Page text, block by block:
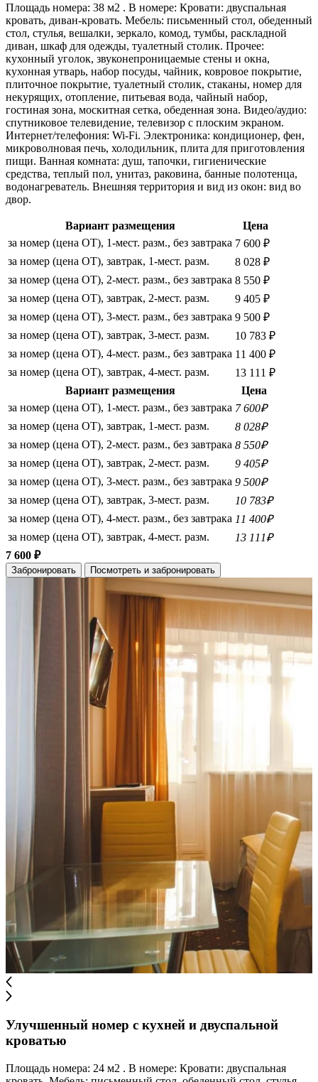
Площадь номера: 38 м2 . В номере: Кровати: двуспальная
кровать, диван-кровать. Мебель: письменный стол, обеденный
стол, стулья, вешалки, зеркало, комод, тумбы, раскладной
диван, шкаф для одежды, туалетный столик. Прочее:
кухонный уголок, звуконепроницаемые стены и окна,
кухонная утварь, набор посуды, чайник, ковровое покрытие,
плиточное покрытие, туалетный столик, стаканы, номер для
некурящих, отопление, питьевая вода, чайный набор,
гостиная зона, москитная сетка, обеденная зона. Видео/аудио:
спутниковое телевидение, телевизор с плоским экраном.
Интернет/телефония: Wi-Fi. Электроника: кондиционер, фен,
микроволновая печь, холодильник, плита для приготовления
пищи. Ванная комната: душ, тапочки, гигиенические
средства, теплый пол, унитаз, раковина, банные полотенца,
водонагреватель. Внешняя территория и вид из окон: вид во
двор.
Вариант размещения
Цена
за номер (цена ОТ), 1-мест. разм., без завтрака 7 600 ₽
за номер (цена ОТ), завтрак, 1-мест. разм.
8 028 ₽
за номер (цена ОТ), 2-мест. разм., без завтрака 8 550 ₽
за номер (цена ОТ), завтрак, 2-мест. разм.
9 405 ₽
за номер (цена ОТ), 3-мест. разм., без завтрака 9 500 ₽
за номер (цена ОТ), завтрак, 3-мест. разм.
10 783 ₽
за номер (цена ОТ), 4-мест. разм., без завтрака 11 400 ₽
за номер (цена ОТ), завтрак, 4-мест. разм.
13 111 ₽
Вариант размещения
Цена
за номер (цена ОТ), 1-мест. разм., без завтрака 7 600₽
за номер (цена ОТ), завтрак, 1-мест. разм.
8 028₽
за номер (цена ОТ), 2-мест. разм., без завтрака 8 550₽
за номер (цена ОТ), завтрак, 2-мест. разм.
9 405₽
за номер (цена ОТ), 3-мест. разм., без завтрака 9 500₽
за номер (цена ОТ), завтрак, 3-мест. разм.
10 783₽
за номер (цена ОТ), 4-мест. разм., без завтрака 11 400₽
за номер (цена ОТ), завтрак, 4-мест. разм.
13 111₽
7 600 ₽
Забронировать Посмотреть и забронировать
Улучшенный номер с кухней и двуспальной
кроватью
Площадь номера: 24 м2 . В номере: Кровати: двуспальная